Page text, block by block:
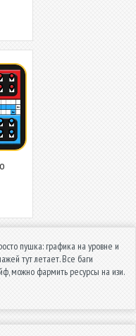
пушка: графика на уровне и
тут летает. Все баги
можно фармить ресурсы на изи.